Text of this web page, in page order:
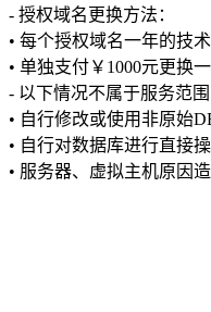
- 授权域名更换方法：
• 每个授权域名一年的技
• 单独支付￥1000元更换一
- 以下情况不属于服务范围
• 自行修改或使用非原始
• 自行对数据库进行直接
• 服务器、虚拟主机原因